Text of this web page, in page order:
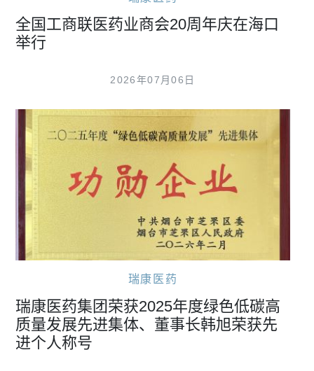
全国工商联医药业商会20周年庆在海口
举行
2026年07月06日
瑞康医药
瑞康医药集团荣获2025年度绿色低碳高
质量发展先进集体、董事长韩旭荣获先
进个人称号